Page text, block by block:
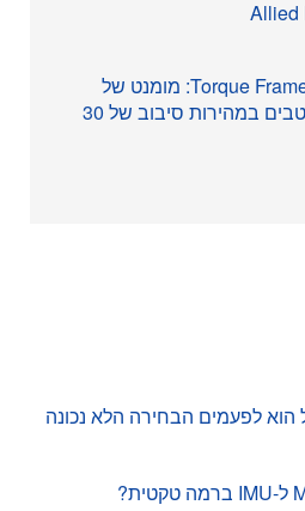
המהפכה במנועי Torque Frameless: מומנט של
240 ניוטון-מטר ו-64 קטבים במהירות סיבוב של 30
לפעמים הבחירה הלא נכונה